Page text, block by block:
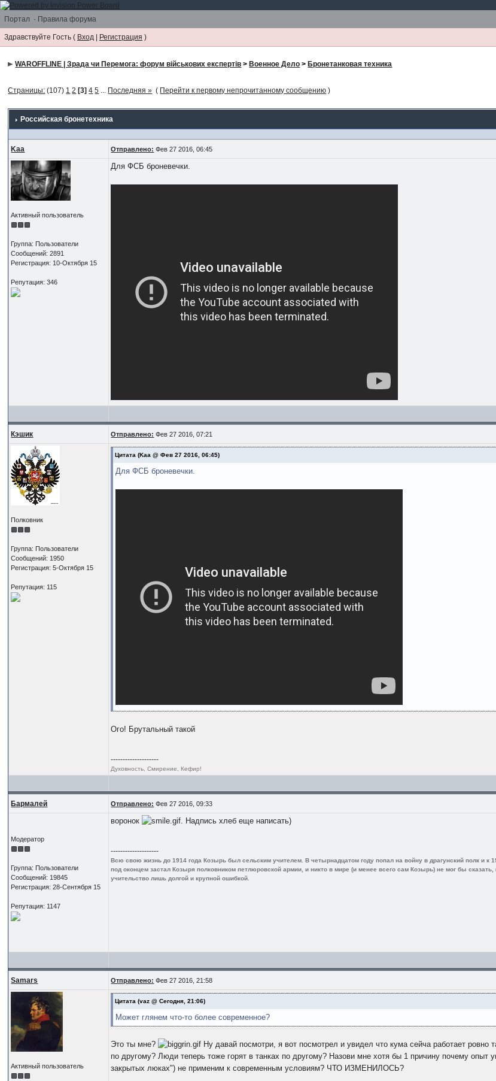
Портал · Правила форума
Здравствуйте Гость ( Вход | Регистрация )
WAROFFLINE | Зрада чи Перемога: форум військових експертів >Военное Дело >Бронетанковая техника
Страницы: (107) 1 2 [3] 4 5 ... Последняя » ( Перейти к первому непрочитанному сообщению )
Российская бронетехника
Kaa
Отправлено: Фев 27 2016, 06:45
Активный пользователь
Группа: Пользователи
Сообщений: 2891
Регистрация: 10-Октября 15
Репутация: 346
Для ФСБ броневечки.
Кэшик Отправлено: Фев 27 2016, 07:21
Полковник
Группа: Пользователи
Сообщений: 1950
Регистрация: 5-Октября 15
Репутация: 115
Цитата (Kaa @ Фев 27 2016, 06:45)
Для ФСБ броневечки.
Ого! Брутальный такой
--------------------
Духовность, Смирение, Кефир!
Бармалей Отправлено: Фев 27 2016, 09:33
Модератор
Группа: Пользователи
Сообщений: 19845
Регистрация: 28-Сентября 15
Репутация: 1147
воронок . Надпись хлеб еще написать)
--------------------
Всю свою жизнь до 1914 года Козырь был сельским учителем. В четырнадцатом году попал на войну в драгунский полк и
под оконцем застал Козыря полковником петлюровской армии, и никто в мире (и менее всего сам Козырь) не мог бы
учительство лишь долгой и крупной ошибкой.
Samars Отправлено: Фев 27 2016, 21:58
Активный пользователь
Цитата (vaz @ Сегодня, 21:06)
Может глянем что-то более современное?
Это ты мне?
Ну давай посмотри, я вот посмотрел и увидел что кума сейча работает
по другому? Люди теперь тоже горят в танках по другому? Назови мне хотя бы 1 причину почему
закрытых люках") не применим к современным условиям? ЧТО ИЗМЕНИЛОСЬ?